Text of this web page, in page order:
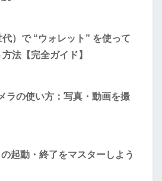
）で “ウォレット” を使って
法【完全ガイド】
ラの使い方：写真・動画を撮
起動・終了をマスターしよう